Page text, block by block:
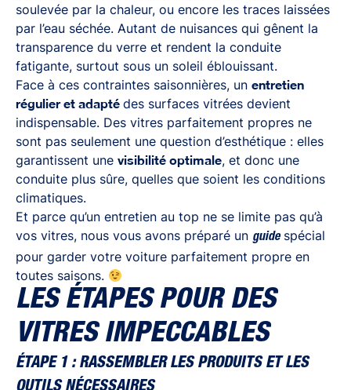
soulevée par la chaleur, ou encore les traces laissées
par l’eau séchée. Autant de nuisances qui gênent la
transparence du verre et rendent la conduite
fatigante, surtout sous un soleil éblouissant.
Face à ces contraintes saisonnières, un entretien
régulier et adapté des surfaces vitrées devient
indispensable. Des vitres parfaitement propres ne
sont pas seulement une question d’esthétique : elles
garantissent une visibilité optimale, et donc une
conduite plus sûre, quelles que soient les conditions
climatiques.
Et parce qu’un entretien au top ne se limite pas qu’à
vos vitres, nous vous avons préparé un guidespécial
pour garder votre voiture parfaitement propre en
toutes saisons.
LES ÉTAPES POUR DES
VITRES IMPECCABLES
ÉTAPE 1 : RASSEMBLER LES PRODUITS ET LES